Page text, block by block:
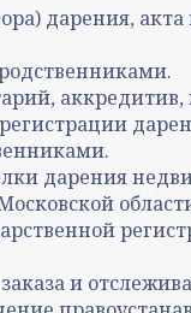
дарения,
дарения
и